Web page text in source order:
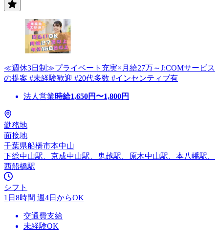
≪週休3日制≫プライベート充実×月給27万～J:COMサービス
の提案 #未経験歓迎 #20代多数 #インセンティブ有
法人営業時給1,650円〜1,800円
勤務地
面接地
千葉県船橋市本中山
下総中山駅、京成中山駅、鬼越駅、原木中山駅、本八幡駅、
西船橋駅
シフト
1日8時間 週4日からOK
交通費支給
未経験OK